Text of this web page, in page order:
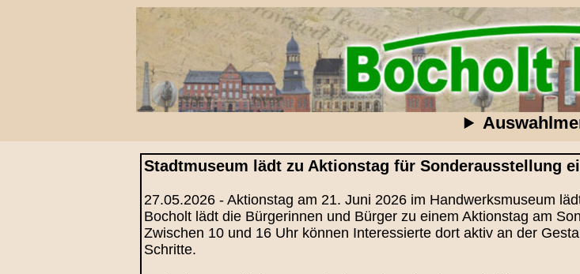
Stadtmuseum lädt zu Aktionstag für Sonderausstellung
27.05.2026 - Aktionstag am 21. Juni 2026 im Handwerksmuseum
Bocholt lädt die Bürgerinnen und Bürger zu einem Aktionstag am
Zwischen 10 und 16 Uhr können Interessierte dort aktiv an der
Schritte.